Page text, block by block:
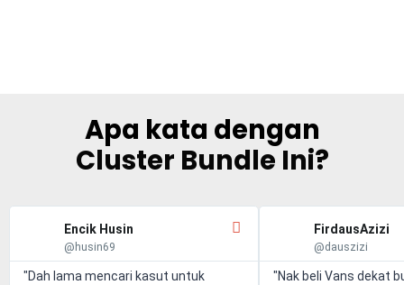
Apa kata dengan
Cluster Bundle Ini?
Encik Husin
@husin69
"Dah lama mencari kasut untuk
FirdausAzizi
@dauszizi
"Nak beli Vans dekat